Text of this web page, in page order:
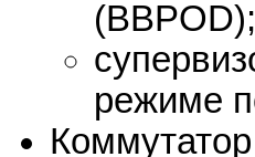
(BBPOD);
режиме